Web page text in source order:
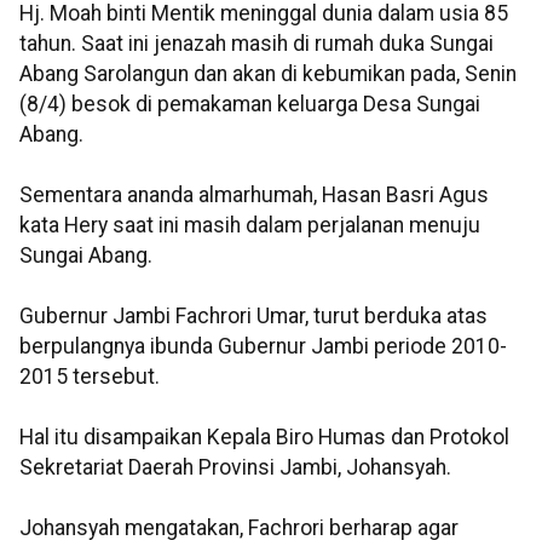
Hj. Moah binti Mentik meninggal dunia dalam usia 85
tahun. Saat ini jenazah masih di rumah duka Sungai
Abang Sarolangun dan akan di kebumikan pada, Senin
(8/4) besok di pemakaman keluarga Desa Sungai
Abang.
Sementara ananda almarhumah, Hasan Basri Agus
kata Hery saat ini masih dalam perjalanan menuju
Sungai Abang.
Gubernur Jambi Fachrori Umar, turut berduka atas
berpulangnya ibunda Gubernur Jambi periode 2010-
2015 tersebut.
Hal itu disampaikan Kepala Biro Humas dan Protokol
Sekretariat Daerah Provinsi Jambi, Johansyah.
Johansyah mengatakan, Fachrori berharap agar